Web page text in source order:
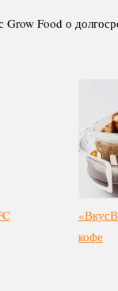
Food о
кофе